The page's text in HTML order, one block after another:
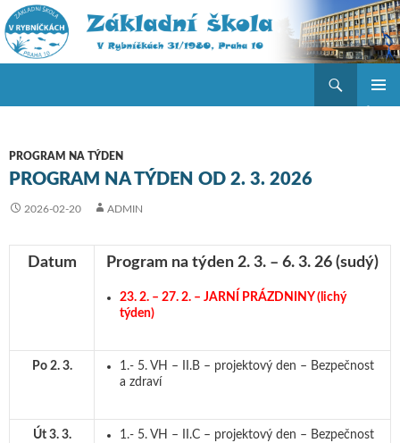
PROGRAM NA TÝDEN
PROGRAM NA TÝDEN OD 2. 3. 2026
2026-02-20 ADMIN
Datum Program na týden 2. 3. – 6. 3. 26 (sudý)
23. 2. – 27. 2. – JARNÍ PRÁZDNINY (lichý
týden)
Po 2. 3.
1.- 5. VH – II.B – projektový den – Bezpečnost
a zdraví
Út 3. 3.
1.- 5. VH – II.C – projektový den – Bezpečnost